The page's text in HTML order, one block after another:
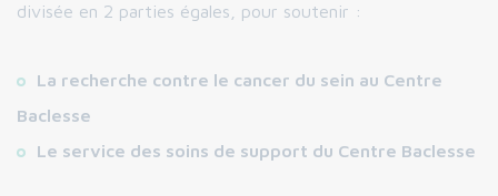
divisée en 2 parties égales, pour soutenir :
La recherche contre le cancer du sein au Centre
Baclesse
Le service des soins de support du Centre Baclesse